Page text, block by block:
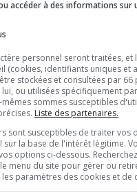
Une belle
d’hiver de
20 février
accéder à des informations sur
personnel seront traitées,
(cookies, identifiants uniques et
stockées et consultées par 66
ou utilisées spécifiquement
sommes susceptibles
Liste des partenaires.
sont susceptibles de traiter vos
la base de l'intérêt légitime.
options ci-dessous.
menu du site pour gérer ou
paramètres des cookies et de